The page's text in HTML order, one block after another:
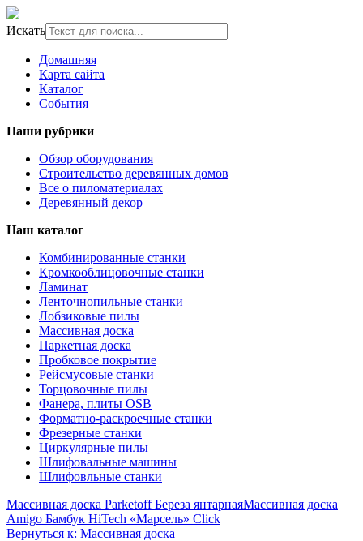
Искать
Домашняя
Карта сайта
Каталог
События
Наши рубрики
Обзор оборудования
Строительство деревянных домов
Все о пиломатериалах
Деревянный декор
Наш каталог
Комбинированные станки
Кромкооблицовочные станки
Ламинат
Ленточнопильные станки
Лобзиковые пилы
Массивная доска
Паркетная доска
Пробковое покрытие
Рейсмусовые станки
Торцовочные пилы
Фанера, плиты OSB
Форматно-раскроечные станки
Фрезерные станки
Циркулярные пилы
Шлифовальные машины
Шлифовльные станки
Массивная доска Parketoff Береза янтарнаяМассивная доска
Amigo Бамбук HiTech «Марсель» Click
Вернуться к: Массивная доска